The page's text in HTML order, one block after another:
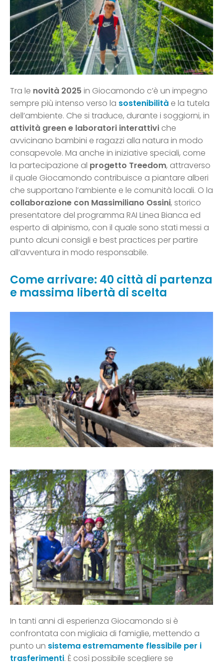
Tra le novità 2025 in Giocamondo c’è un impegno
sempre più intenso verso la sostenibilità e la tutela
dell’ambiente. Che si traduce, durante i soggiorni, in
attività green e laboratori interattivi che
avvicinano bambini e ragazzi alla natura in modo
consapevole. Ma anche in iniziative speciali, come
la partecipazione al progetto Treedom, attraverso
il quale Giocamondo contribuisce a piantare alberi
che supportano l’ambiente e le comunità locali. O la
collaborazione con Massimiliano Ossini, storico
presentatore del programma RAI Linea Bianca ed
esperto di alpinismo, con il quale sono stati messi a
punto alcuni consigli e best practices per partire
all’avventura in modo responsabile.
Come arrivare: 40 città di partenza
e massima libertà di scelta
In tanti anni di esperienza Giocamondo si è
confrontata con migliaia di famiglie, mettendo a
punto un sistema estremamente flessibile per i
trasferimenti. È così possibile scegliere se